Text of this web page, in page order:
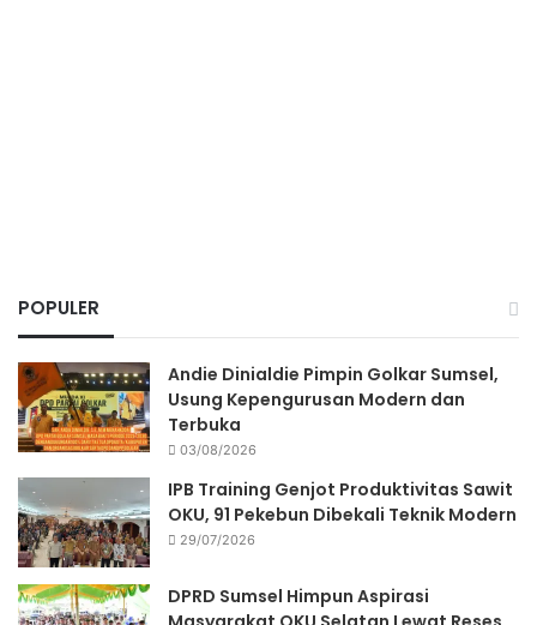
POPULER
Andie Dinialdie Pimpin Golkar Sumsel,
Usung Kepengurusan Modern dan
Terbuka
03/08/2026
IPB Training Genjot Produktivitas Sawit
OKU, 91 Pekebun Dibekali Teknik Modern
29/07/2026
DPRD Sumsel Himpun Aspirasi